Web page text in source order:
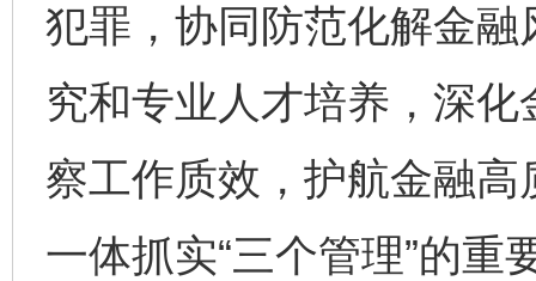
犯罪，协同防范化解金
究和专业人才培养，深
察工作质效，护航金融
一体抓实“三个管理”的